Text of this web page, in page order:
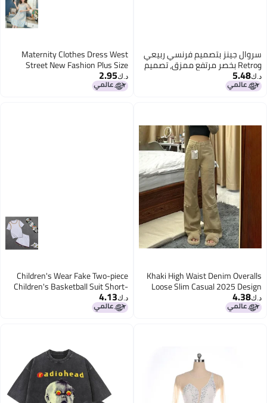
سروال جينز بتصميم فرنسي ربيعي
وRetro بخصر مرتفع ممزق، تصميم
نيش عصري، كاجوال، ضيق
د.ك‏5.48
Maternity Clothes Dress West
Street New Fashion Plus Size
Women's Clothing Fat Sister
Summer Clothes Western Style
د.ك‏2.95
Khaki High Waist Denim Overalls
Loose Slim Casual 2025 Design
All-Match Micro-Pants Fashion
د.ك‏4.38
Children's Wear Fake Two-piece
Children's Basketball Suit Short-
sleeved Jersey Women's Primary
School Children's Performance
د.ك‏4.13